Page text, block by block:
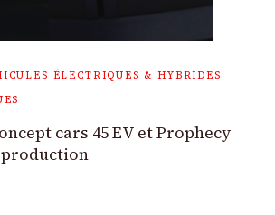
ÉLECTRIQUES & HYBRIDES
cars 45 EV et Prophecy